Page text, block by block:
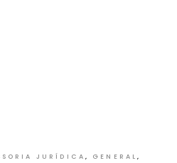
JURÍDICA GENERAL